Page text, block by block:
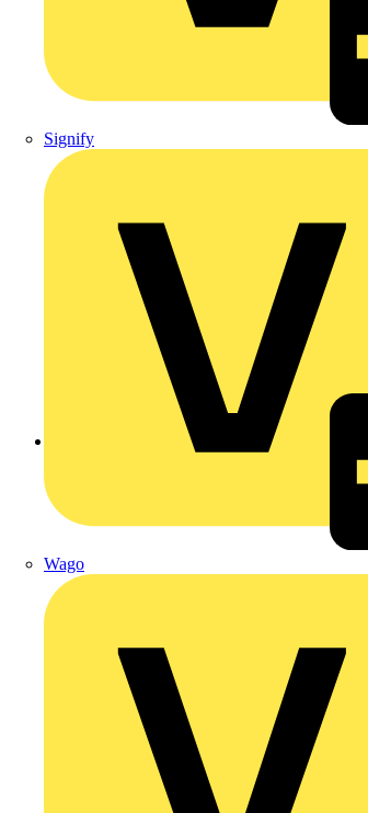
Signify
Wago